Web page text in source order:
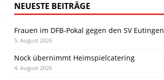
NEUESTE BEITRÄGE
Frauen im DFB-Pokal gegen den SV Eutingen
5. August 2026
Nock übernimmt Heimspielcatering
4. August 2026